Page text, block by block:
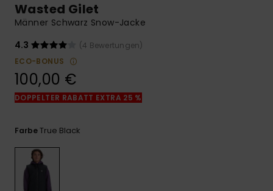
Finden Sie
die häufigsten
Fragen sowie
FAQ
Wasted Gilet
Männer Schwarz Snow-Jacke
4.3
(4 Bewertungen)
ECO-BONUS
100,00 €
DOPPELTER RABATT EXTRA 25 %
FarbeTrue Black